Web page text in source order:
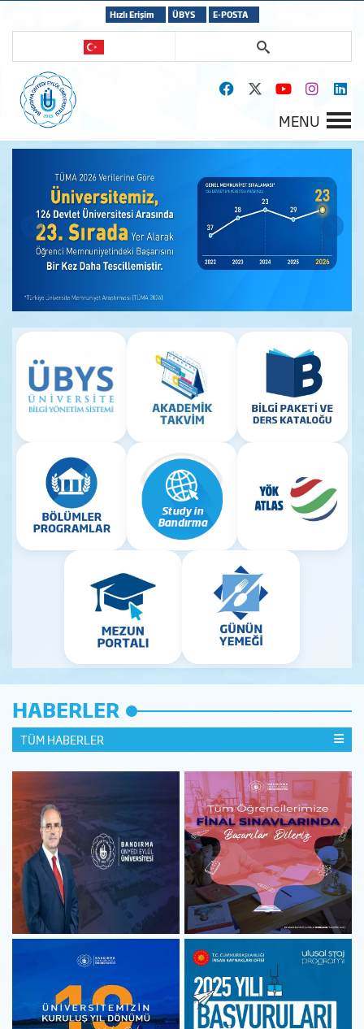
Hızlı Erişim ÜBYS E-POSTA
MENU
TÜM HABERLER
HABERLER